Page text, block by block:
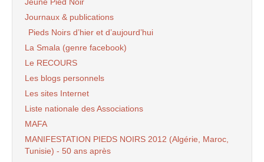
Journaux & publications
Pieds Noirs d’hier et d’aujourd’hui
La Smala (genre facebook)
Le RECOURS
Les blogs personnels
Les sites Internet
Liste nationale des Associations
MAFA
MANIFESTATION PIEDS NOIRS 2012 (Algérie, Maroc,
Tunisie) - 50 ans après